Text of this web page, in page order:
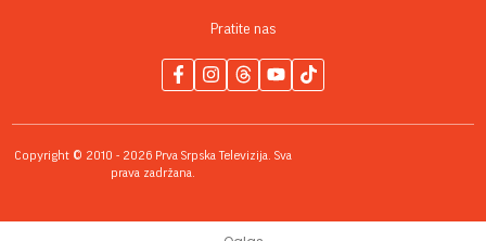
Pratite nas
Copyright © 2010 - 2026 Prva Srpska Televizija. Sva
prava zadržana.